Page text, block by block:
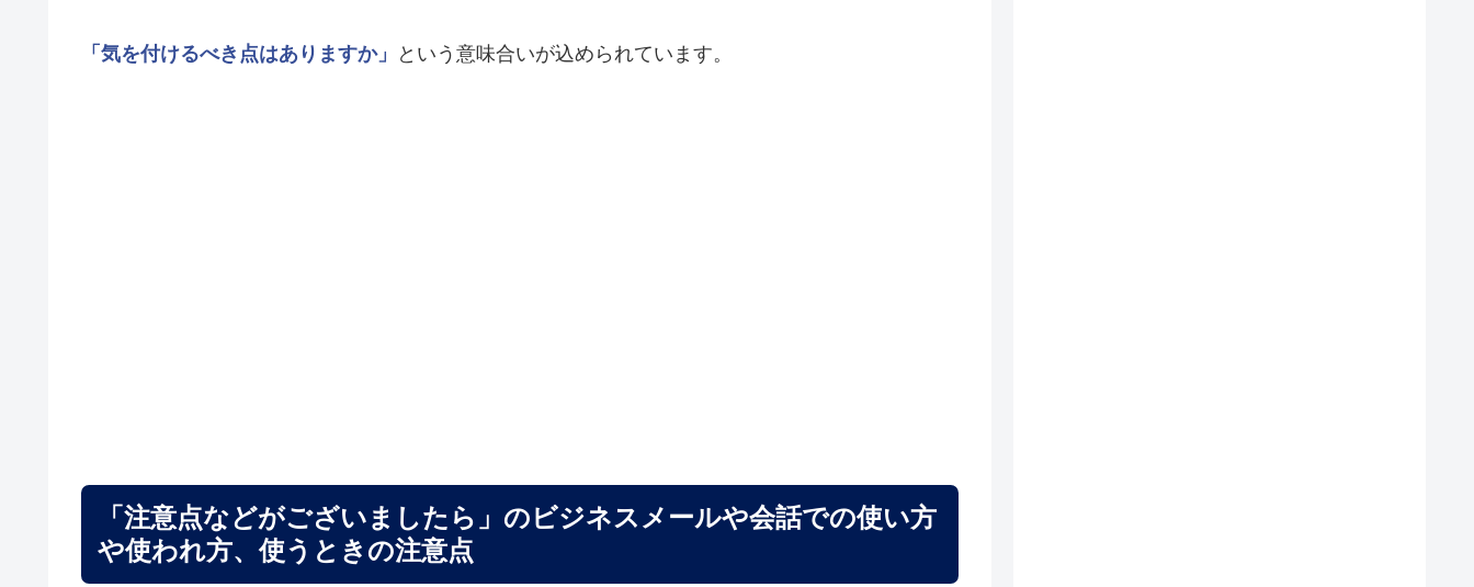
「気を付けるべき点はありますか」 という意味合いが込められています。
「注意点などがございましたら」のビジネスメールや会話での使い方
や使われ方、使うときの注意点